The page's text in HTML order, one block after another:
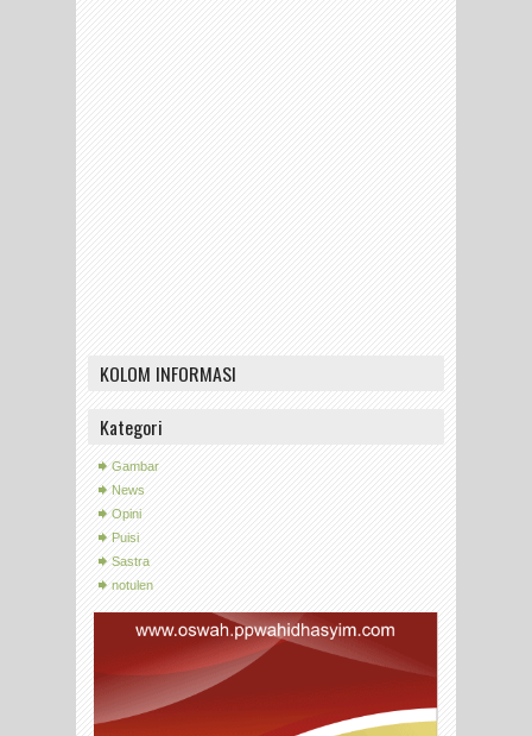
KOLOM INFORMASI
Kategori
Gambar
News
Opini
Puisi
Sastra
notulen